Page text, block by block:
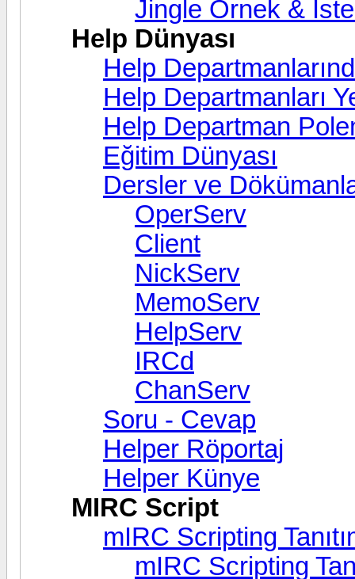
Jingle Örnek &
Help Dünyası
Help
Help Departmanları
Help Departman
Eğitim Dünyası
Dersler ve
OperServ
Client
NickServ
MemoServ
HelpServ
IRCd
ChanServ
Soru - Cevap
Helper Röportaj
Helper Künye
MIRC Script
mIRC Scripting
mIRC Scripting